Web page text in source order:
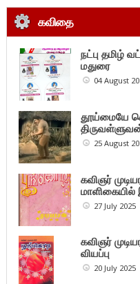
கவிதை
நட்பு தமிழ்
மதுரை
04 August
தூய்மையே
25 August
கவிஞர்
27 July 2025
கவிஞர்
வியப்பு
20 July 2025